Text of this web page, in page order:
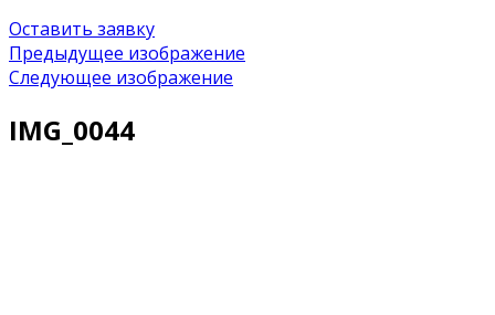
Оставить заявку
Предыдущее изображение
Следующее изображение
IMG_0044